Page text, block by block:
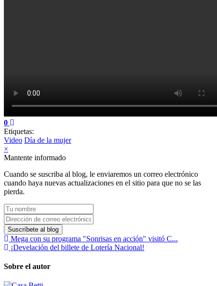
0
Etiquetas:
Video Día de la mujer
×
Mantente informado
Cuando se suscriba al blog, le enviaremos un correo electrónico
cuando haya nuevas actualizaciones en el sitio para que no se las
pierda.
Tu nombre
Dirección de correo electrónico
Suscríbete al blog
Mega con su programa "Sonrisas en acción" visitó C...
¡Develación del billete de Lotería Nacional!
Sobre el autor